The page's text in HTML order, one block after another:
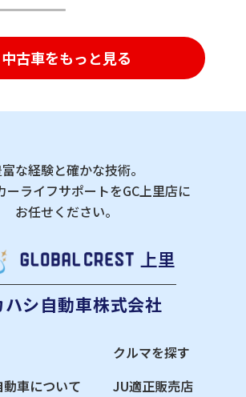
中古車をもっと見る
な経験と確かな技術。
ーライフサポートをGC上里店に
お任せください。
上里
ハシ自動車株式会社
クルマを探す
車について
JU適正販売店